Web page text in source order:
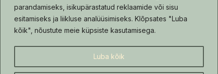
parandamiseks, isikupärastatud reklaamide või sisu
esitamiseks ja liikluse analüüsimiseks. Klõpsates "Luba
kõik", nõustute meie küpsiste kasutamisega.
Luba kõik